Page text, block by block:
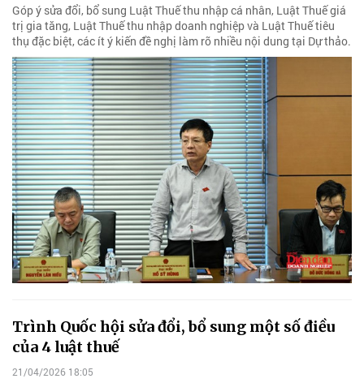
Góp ý sửa đổi, bổ sung Luật Thuế thu nhập cá nhân, Luật Thuế giá
trị gia tăng, Luật Thuế thu nhập doanh nghiệp và Luật Thuế tiêu
thụ đặc biệt, các ít ý kiến đề nghị làm rõ nhiều nội dung tại Dự thảo.
Trình Quốc hội sửa đổi, bổ sung một số điều
của 4 luật thuế
21/04/2026 18:05